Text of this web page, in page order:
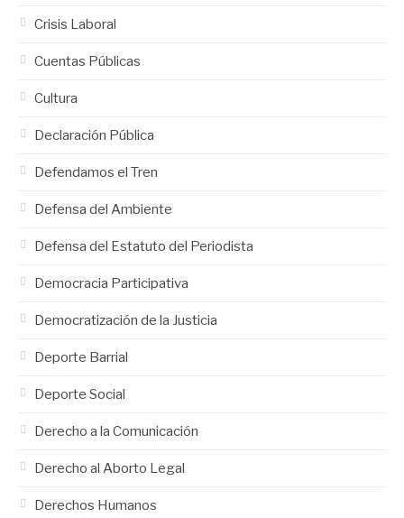
Crisis Laboral
Cuentas Públicas
Cultura
Declaración Pública
Defendamos el Tren
Defensa del Ambiente
Defensa del Estatuto del Periodista
Democracia Participativa
Democratización de la Justicia
Deporte Barrial
Deporte Social
Derecho a la Comunicación
Derecho al Aborto Legal
Derechos Humanos